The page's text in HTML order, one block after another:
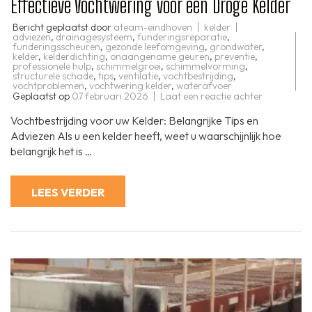
Bericht geplaatst door ateam-eindhoven kelder
adviezen, drainagesysteem, funderingsreparatie,
funderingsscheuren, gezonde leefomgeving, grondwater,
kelder, kelderdichting,onaangename geuren,preventie,
professionele hulp, schimmelgroei, schimmelvorming,
structurele schade, tips, ventilatie, vochtbestrijding,
vochtproblemen, vochtwering kelder, waterafvoer
Geplaatst op 07 februari 2026 Laat een reactie achter
een
Droge
Vochtbestrijding voor uw Kelder: Belangrijke Tips en
Adviezen Als u een kelder heeft, weet u waarschijnlijk hoe
belangrijk het is …
LEES VERDER